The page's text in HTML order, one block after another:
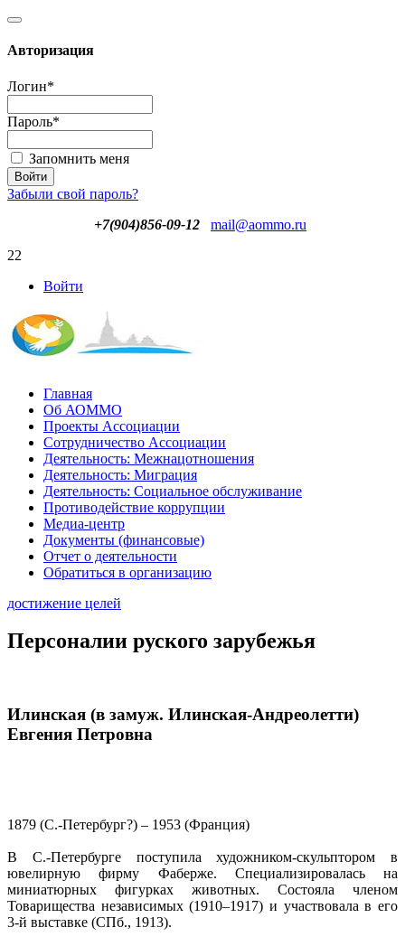
Авторизация
Логин*
Пароль*
Запомнить меня
Забыли свой пароль?
+7(904)856-09-12
mail@aommo.ru
22
Войти
Главная
Об АОММО
Проекты Ассоциации
Сотрудничество Ассоциации
Деятельность: Межнацотношения
Деятельность: Миграция
Деятельность: Социальное обслуживание
Противодействие коррупции
Медиа-центр
Документы (финансовые)
Отчет о деятельности
Обратиться в организацию
достижение целей
Персоналии руского зарубежья
Илинская (в замуж. Илинская-Андреолетти)
Евгения Петровна
1879 (С.-Петербург?) – 1953 (Франция)
В С.-Петербурге поступила художником-скульптором в
ювелирную фирму Фаберже. Специализировалась на
миниатюрных фигурках животных. Состояла членом
Товарищества независимых (1910–1917) и участвовала в его
3-й выставке (СПб., 1913).